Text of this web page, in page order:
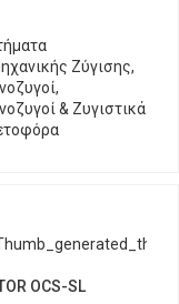
Ζύγισης,
,
& Ζυγιστικά
OCS-SL